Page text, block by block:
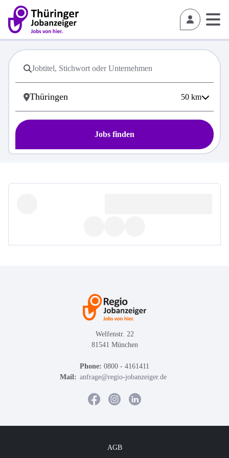
50 km
Jobs finden
Welfenstr. 22
81541 München
Phone: 0800 - 4161411
Mail: anfrage@regio-jobanzeiger.de
AGB